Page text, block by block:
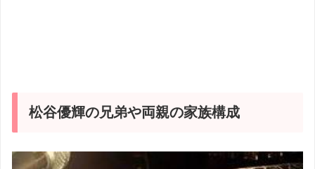
松谷優輝の兄弟や両親の家族構成